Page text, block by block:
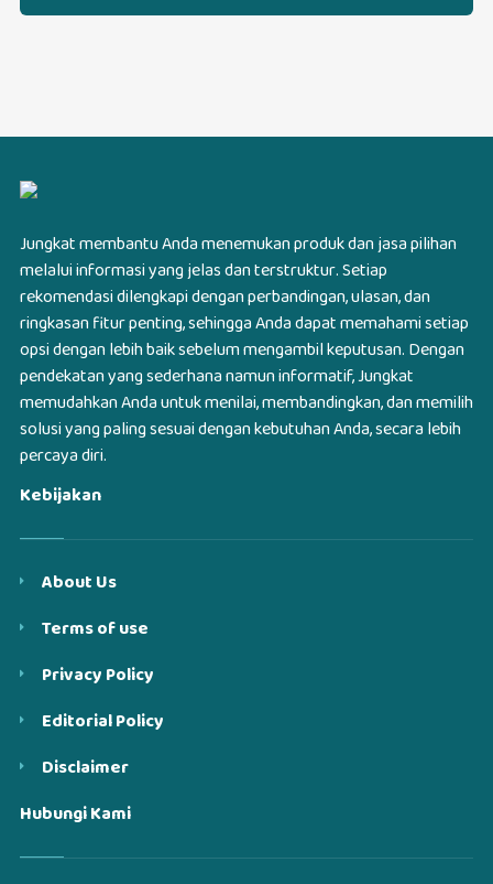
Jungkat membantu Anda menemukan produk dan jasa pilihan
melalui informasi yang jelas dan terstruktur. Setiap
rekomendasi dilengkapi dengan perbandingan, ulasan, dan
ringkasan fitur penting, sehingga Anda dapat memahami setiap
opsi dengan lebih baik sebelum mengambil keputusan. Dengan
pendekatan yang sederhana namun informatif, Jungkat
memudahkan Anda untuk menilai, membandingkan, dan memilih
solusi yang paling sesuai dengan kebutuhan Anda, secara lebih
percaya diri.
Kebijakan
About Us
Terms of use
Privacy Policy
Editorial Policy
Disclaimer
Hubungi Kami